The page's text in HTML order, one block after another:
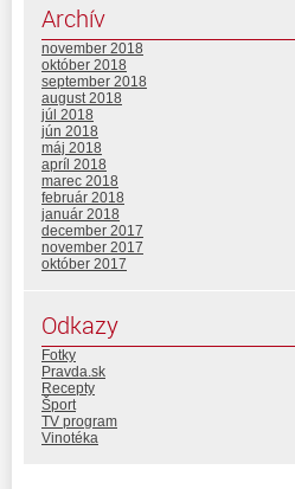
Archív
november 2018
október 2018
september 2018
august 2018
júl 2018
jún 2018
máj 2018
apríl 2018
marec 2018
február 2018
január 2018
december 2017
november 2017
október 2017
Odkazy
Fotky
Pravda.sk
Recepty
Šport
TV program
Vinotéka